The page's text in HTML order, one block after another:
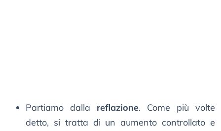
Partiamo dalla reflazione. Come più volte
detto, si tratta di un aumento controllato e